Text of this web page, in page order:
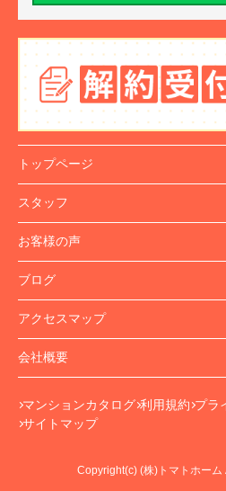
トップページ
スタッフ
お客様の声
ブログ
アクセスマップ
会社概要
マンションカタログ 利用規約 プラ
サイトマップ
Copyright(c) (株)トマトホーム